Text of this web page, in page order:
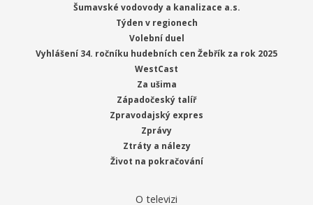
Šumavské vodovody a kanalizace a.s.
Týden v regionech
Volební duel
Vyhlášení 34. ročníku hudebních cen Žebřík za rok 2025
WestCast
Za ušima
Západočeský talíř
Zpravodajský expres
Zprávy
Ztráty a nálezy
Život na pokračování
O televizi